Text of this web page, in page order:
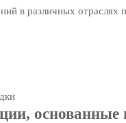
в различных
основанные